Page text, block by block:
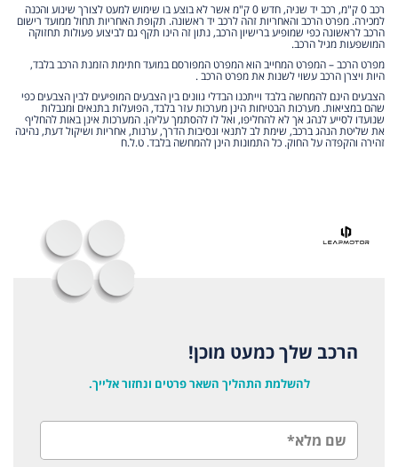
רכב 0 ק"מ, רכב יד שניה, חדש 0 ק"מ אשר לא בוצע בו שימוש למעט לצורך שינוע והכנה
למכירה. מפרט הרכב והאחריות זהה לרכב יד ראשונה. תקופת האחריות תחול ממועד רישום
הרכב לראשונה כפי שמופיע ברישיון הרכב, נתון זה הינו תקף גם לביצוע פעולות תחזוקה
המושפעות מגיל הרכב.
מפרט הרכב – המפרט המחייב הוא המפרט המפורסם במועד חתימת הזמנת הרכב בלבד,
היות ויצרן הרכב עשוי לשנות את מפרט הרכב .
הצבעים הינם להמחשה בלבד וייתכנו הבדלי גוונים בין הצבעים המופיעים לבין הצבעים כפי
שהם במציאות. מערכות הבטיחות הינן מערכות עזר בלבד, הפועלות בתנאים ומגבלות
שנועדו לסייע לנהג אך לא להחליפו, ואל לו להסתמך עליהן. המערכות אינן באות להחליף
את שליטת הנהג ברכב, שימת לב לתנאי ונסיבות הדרך, ערנות, אחריות ושיקול דעת, נהיגה
זהירה והקפדה על החוק. כל התמונות הינן להמחשה בלבד. ט.ל.ח
הרכב שלך כמעט מוכן!
להשלמת התהליך השאר פרטים ונחזור אלייך.